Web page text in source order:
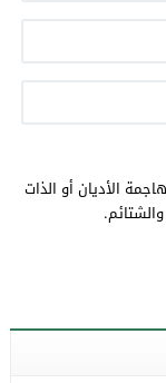
الأديان أو الذات